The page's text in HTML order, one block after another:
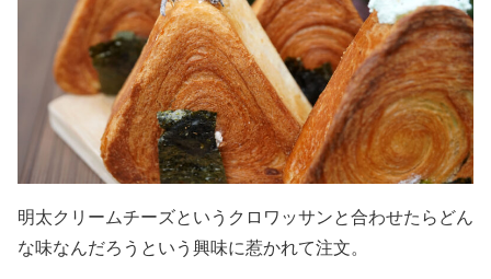
明太クリームチーズというクロワッサンと合わせたらどん
な味なんだろうという興味に惹かれて注文。